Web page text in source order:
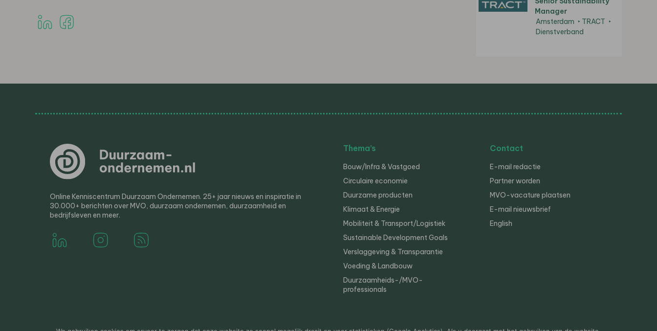
Manager
Amsterdam
TRACT
Dienstverband
Online Kenniscentrum Duurzaam Ondernemen. 25+ jaar nieuws en inspiratie in
30.000+ berichten over MVO, duurzaam ondernemen, duurzaamheid en
bedrijfsleven en meer.
Thema’s
Bouw/Infra & Vastgoed
Circulaire economie
Duurzame producten
Klimaat & Energie
Mobiliteit & Transport/Logistiek
Sustainable Development Goals
Verslaggeving & Transparantie
Voeding & Landbouw
Duurzaamheids-/MVO-
professionals
Contact
E-mail redactie
Partner worden
MVO-vacature plaatsen
E-mail nieuwsbrief
English
© 2000-2026 Van der Molen EIS Colofon Disclaimer Privacy